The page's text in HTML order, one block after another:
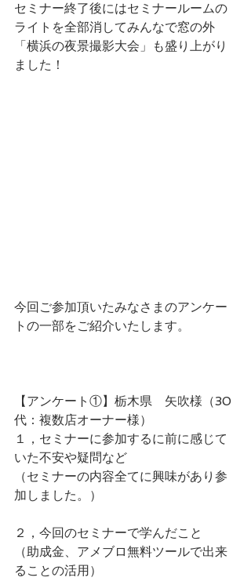
セミナー終了後にはセミナールームの
ライトを全部消してみんなで窓の外
「横浜の夜景撮影大会」も盛り上がり
ました！
今回ご参加頂いたみなさまのアンケー
トの一部をご紹介いたします。
【アンケート①】栃木県　矢吹様（30
代：複数店オーナー様）
１，セミナーに参加するに前に感じて
いた不安や疑問など
（セミナーの内容全てに興味があり参
加しました。）
２，今回のセミナーで学んだこと
（助成金、アメブロ無料ツールで出来
ることの活用）